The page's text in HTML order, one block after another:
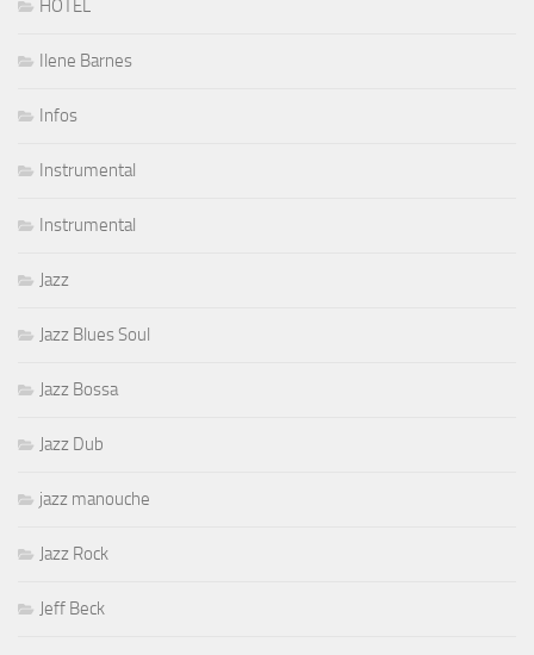
HOTEL
Ilene Barnes
Infos
Instrumental
Instrumental
Jazz
Jazz Blues Soul
Jazz Bossa
Jazz Dub
jazz manouche
Jazz Rock
Jeff Beck